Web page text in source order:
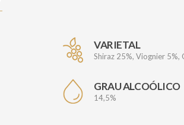
VARIETAL
Shiraz 25%, Viognier 5%,
GRAU ALCOÓLICO
14,5%